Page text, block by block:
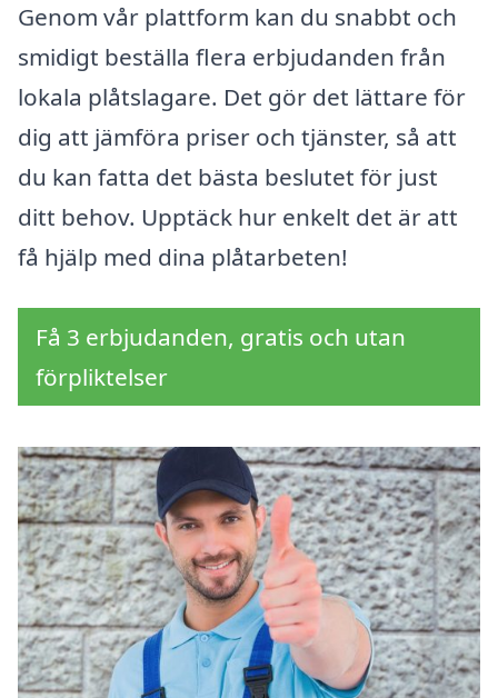
Genom vår plattform kan du snabbt och
smidigt beställa flera erbjudanden från
lokala plåtslagare. Det gör det lättare för
dig att jämföra priser och tjänster, så att
du kan fatta det bästa beslutet för just
ditt behov. Upptäck hur enkelt det är att
få hjälp med dina plåtarbeten!
Få 3 erbjudanden, gratis och utan
förpliktelser